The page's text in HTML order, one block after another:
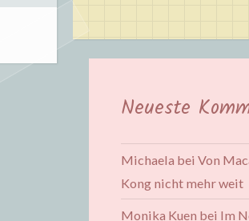
Neueste
Michaela bei Von
Kong nicht mehr weit
Monika Kuen bei Im